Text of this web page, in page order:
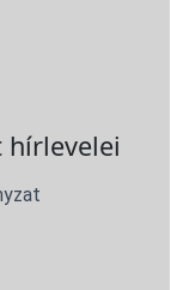
hírlevelei